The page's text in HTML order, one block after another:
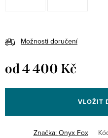
Možnosti doručení
od4 400 Kč
cena:
VLOŽIT
Značka: Onyx Fox